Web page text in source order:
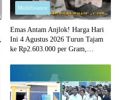
Multifinance
Emas Antam Anjlok! Harga Hari
Ini 4 Agustus 2026 Turun Tajam
ke Rp2.603.000 per Gram,